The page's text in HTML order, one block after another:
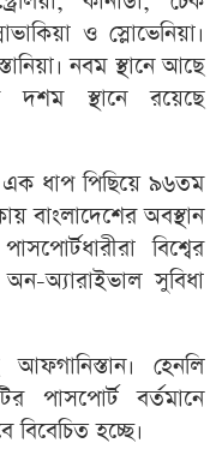
ও স্লোভেনিয়া।
নবম স্থানে আছে
দশম স্থানে রয়েছে
এক ধাপ পিছিয়ে ৯৬তম
বাংলাদেশের অবস্থান
বিশ্বের
অ্যারাইভাল সুবিধা
আফগানিস্তান। হেনলি
পাসপোর্ট বর্তমানে
বিবেচিত হচ্ছে।